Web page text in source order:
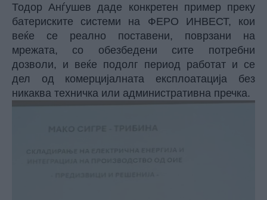
Тодор Анѓушев даде конкретен пример преку
батериските системи на ФЕРО ИНВЕСТ, кои
веќе се реално поставени, поврзани на
мрежата, со обезбедени сите потребни
дозволи, и веќе подолг период работат и се
дел од комерцијалната експлоатација без
никаква техничка или административна пречка.